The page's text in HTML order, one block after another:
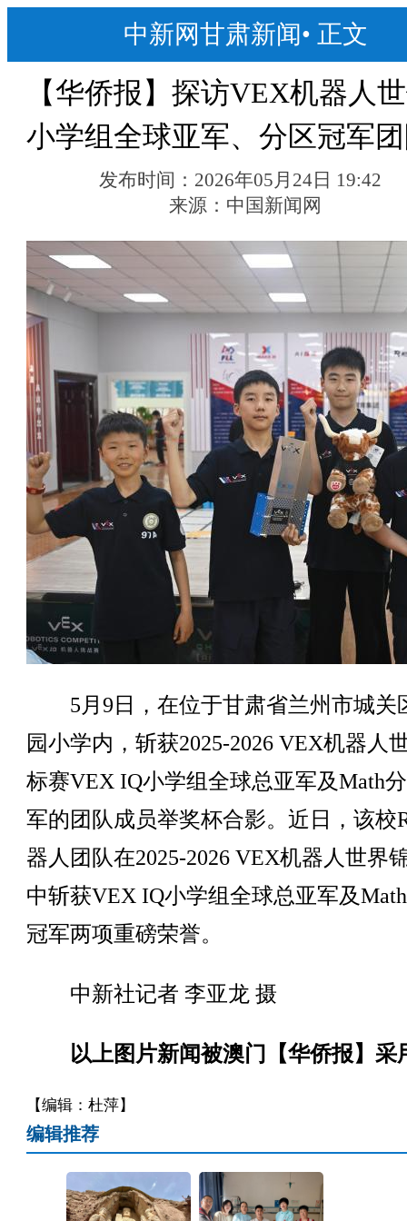
中新网甘肃新闻• 正文
【华侨报】探访VEX机器人
小学组全球亚军、分区冠军
发布时间： 2026年05月24日 19:42
来源： 中国新闻网
5月9日，在位于甘肃省兰州市城关
园小学内，斩获2025-2026 VEX机器人
标赛VEX IQ小学组全球总亚军及Math
军的团队成员举奖杯合影。近日，该校
器人团队在2025-2026 VEX机器人世界
中斩获VEX IQ小学组全球总亚军及
冠军两项重磅荣誉。
中新社记者 李亚龙 摄
以上图片新闻被澳门【华侨报】采
【编辑：杜萍】
编辑推荐